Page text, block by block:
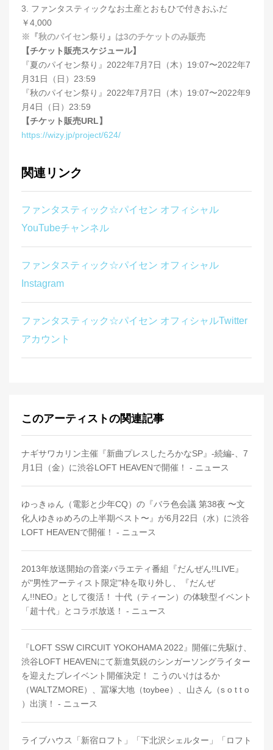
3. ファンタスティックなお土産とおもひで付きおふだ
￥4,000
※『秋のパイセン祭り』は3のチケットのみ販売
【チケット販売スケジュール】
『夏のパイセン祭り』2022年7月7日（木）19:07〜2022年7
月31日（日）23:59
『秋のパイセン祭り』2022年7月7日（木）19:07〜2022年9
月4日（日）23:59
【チケット販売URL】
https://wizy.jp/project/624/
関連リンク
ファンタスティック☆パイセン オフィシャル
YouTubeチャンネル
ファンタスティック☆パイセン オフィシャル
Instagram
ファンタスティック☆パイセン オフィシャルTwitter
アカウント
このアーティストの関連記事
ナギサワカリン主催『新曲プレスしたろかなSP』-続編-、7
月1日（金）に渋谷LOFT HEAVENで開催！ - ニュース
ゆっきゅん（電影と少年CQ）の『バラ色会議 第38夜 〜文
化人ゆきゅめろの上半期ベスト〜』が6月22日（水）に渋谷
LOFT HEAVENで開催！ - ニュース
2013年放送開始の音楽バラエティ番組『だんぜん!!LIVE』
が"男性アーティスト限定"枠を取り外し、『だんぜ
ん!!NEO』として復活！ 十代（ティーン）の体験型イベント
「超十代」とコラボ放送！ - ニュース
『LOFT SSW CIRCUIT YOKOHAMA 2022』開催に先駆け、
渋谷LOFT HEAVENにて新進気鋭のシンガーソングライター
を迎えたプレイベント開催決定！ こうのいけはるか
（WALTZMORE）、冨塚大地（toybee）、山さん（s o t t o
）出演！ - ニュース
ライブハウス「新宿ロフト」「下北沢シェルター」「ロフト